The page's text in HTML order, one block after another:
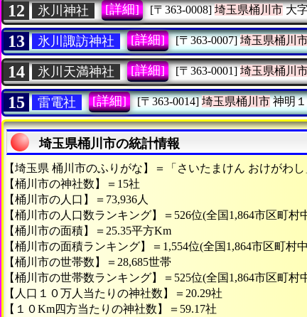
12 氷川神社 [詳細] [〒363-0008] 埼玉県桶川市大
13 氷川諏訪神社 [詳細] [〒363-0007] 埼玉県桶川
14 氷川天満神社 [詳細] [〒363-0001] 埼玉県桶川
15 雷電社 [詳細] [〒363-0014] 埼玉県桶川市神明
埼玉県桶川市の統計情報
【埼玉県 桶川市のふりがな】＝「さいたまけん おけがわし
【桶川市の神社数】＝15社
【桶川市の人口】＝73,936人
【桶川市の人口数ランキング】＝526位(全国1,864市区町村
【桶川市の面積】＝25.35平方Km
【桶川市の面積ランキング】＝1,554位(全国1,864市区町村
【桶川市の世帯数】＝28,685世帯
【桶川市の世帯数ランキング】＝525位(全国1,864市区町村
【人口１０万人当たりの神社数】＝20.29社
【１０Km四方当たりの神社数】＝59.17社